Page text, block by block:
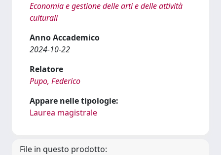
Economia e gestione delle arti e delle attività
culturali
Anno Accademico
2024-10-22
Relatore
Pupo, Federico
Appare nelle tipologie:
Laurea magistrale
File in questo prodotto: